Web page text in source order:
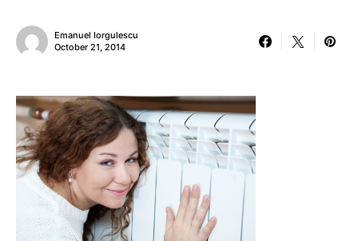
Emanuel Iorgulescu
October 21, 2014